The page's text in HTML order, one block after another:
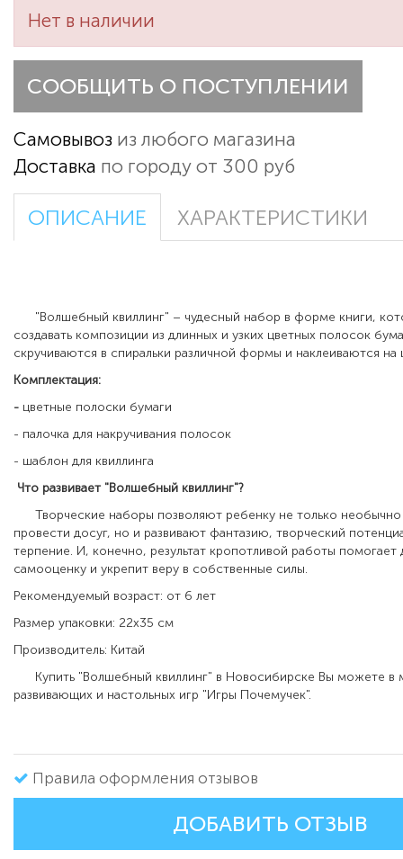
Нет в наличии
СООБЩИТЬ О ПОСТУПЛЕНИИ
Самовывоз из любого магазина
Доставка по городу от 300 руб
ОПИСАНИЕ ХАРАКТЕРИСТИКИ
"Волшебный квиллинг" – чудесный набор в форме книги,
создавать композиции из длинных и узких цветных полосок
скручиваются в спиральки различной формы и наклеиваются
Комплектация:
- цветные полоски бумаги
- палочка для накручивания полосок
- шаблон для квиллинга
Что развивает "Волшебный квиллинг"?
Творческие наборы позволяют ребенку не только
провести досуг, но и развивают фантазию, творческий
терпение. И, конечно, результат кропотливой работы помогает
самооценку и укрепит веру в собственные силы.
Рекомендуемый возраст: от 6 лет
Размер упаковки: 22х35 см
Производитель: Китай
Купить "Волшебный квиллинг" в Новосибирске Вы можете в
развивающих и настольных игр "Игры Почемучек".
Правила оформления отзывов
ДОБАВИТЬ ОТЗЫВ